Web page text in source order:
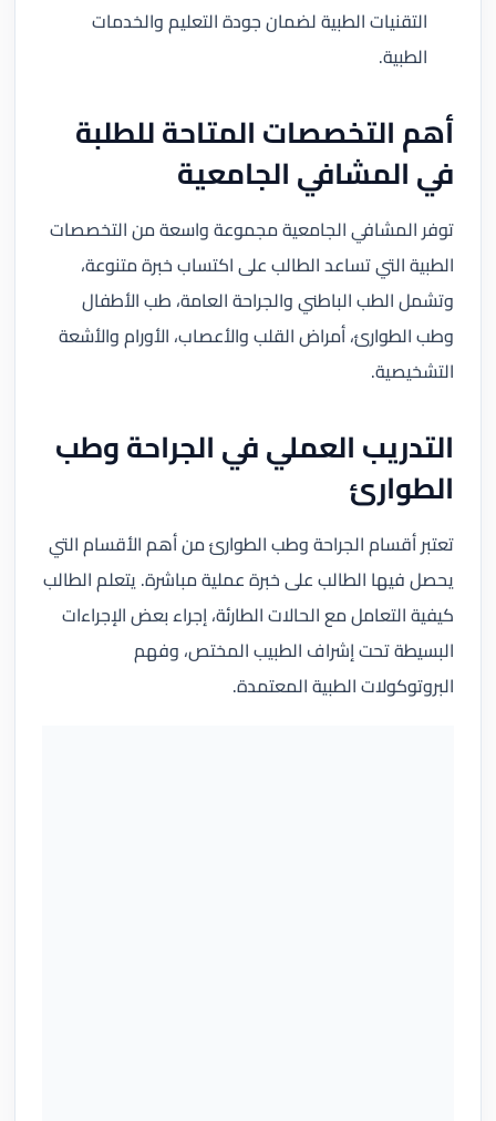
التقنيات الطبية لضمان جودة التعليم والخدمات
الطبية.
أهم التخصصات المتاحة للطلبة
في المشافي الجامعية
توفر المشافي الجامعية مجموعة واسعة من التخصصات
الطبية التي تساعد الطالب على اكتساب خبرة متنوعة،
وتشمل الطب الباطني والجراحة العامة، طب الأطفال
وطب الطوارئ، أمراض القلب والأعصاب، الأورام والأشعة
التشخيصية.
التدريب العملي في الجراحة وطب
الطوارئ
تعتبر أقسام الجراحة وطب الطوارئ من أهم الأقسام التي
يحصل فيها الطالب على خبرة عملية مباشرة. يتعلم الطالب
كيفية التعامل مع الحالات الطارئة، إجراء بعض الإجراءات
البسيطة تحت إشراف الطبيب المختص، وفهم
البروتوكولات الطبية المعتمدة.